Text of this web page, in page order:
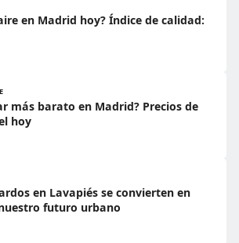
en Madrid hoy? Índice de calidad:
más barato en Madrid? Precios de
hoy
en Lavapiés se convierten en
futuro urbano